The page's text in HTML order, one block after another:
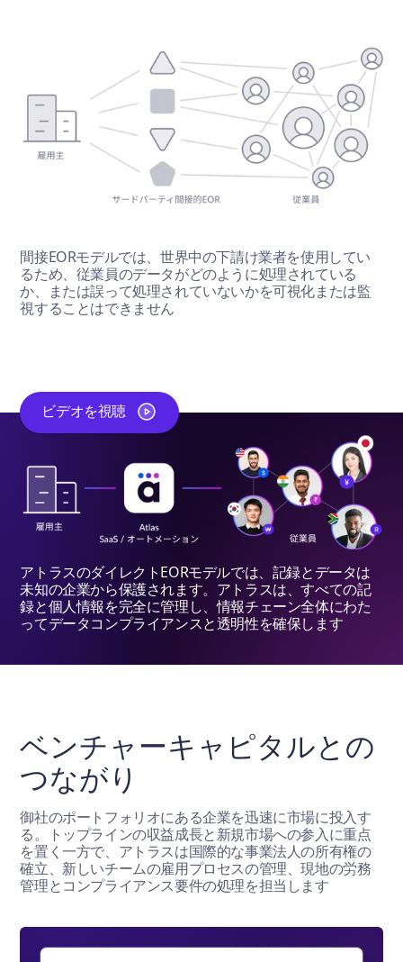
間接EORモデルでは、世界中の下請け業者を使用してい
るため、従業員のデータがどのように処理されている
か、または誤って処理されていないかを可視化または監
視することはできません
ビデオを視聴
アトラスのダイレクトEORモデルでは、記録とデータは
未知の企業から保護されます。アトラスは、すべての記
録と個人情報を完全に管理し、情報チェーン全体にわた
ってデータコンプライアンスと透明性を確保します
ベンチャーキャピタルとの
つながり
御社のポートフォリオにある企業を迅速に市場に投入す
る。トップラインの収益成長と新規市場への参入に重点
を置く一方で、アトラスは国際的な事業法人の所有権の
確立、新しいチームの雇用プロセスの管理、現地の労務
管理とコンプライアンス要件の処理を担当します